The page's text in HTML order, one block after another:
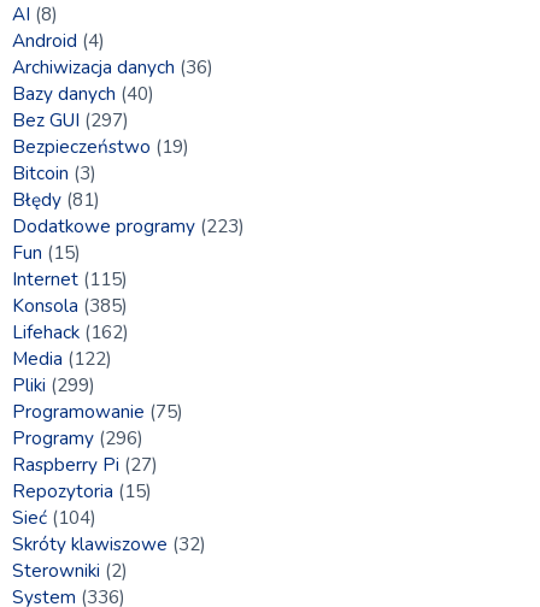
AI (8)
Android (4)
Archiwizacja danych (36)
Bazy danych (40)
Bez GUI (297)
Bezpieczeństwo (19)
Bitcoin (3)
Błędy (81)
Dodatkowe programy (223)
Fun (15)
Internet (115)
Konsola (385)
Lifehack (162)
Media (122)
Pliki (299)
Programowanie (75)
Programy (296)
Raspberry Pi (27)
Repozytoria (15)
Sieć (104)
Skróty klawiszowe (32)
Sterowniki (2)
System (336)